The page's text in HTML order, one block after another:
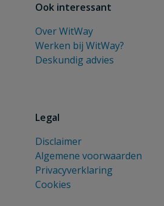
Ook interessant
Over WitWay
Werken bij WitWay?
Deskundig advies
Legal
Disclaimer
Algemene voorwaarden
Privacyverklaring
Cookies